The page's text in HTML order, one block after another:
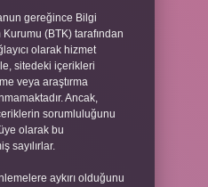
gereğince Bilgi
(BTK) tarafından
olarak hizmet
sitedeki içerikleri
veya araştırma
Ancak,
sorumluluğunu
olarak bu
sayılırlar.
aykırı olduğunu